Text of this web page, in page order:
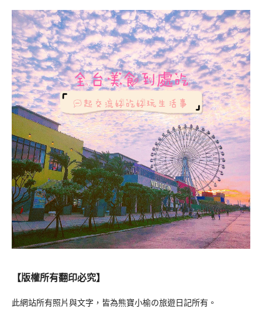
【版權所有翻印必究】
此網站所有照片與文字，皆為熊寶小榆の旅遊日記所有。